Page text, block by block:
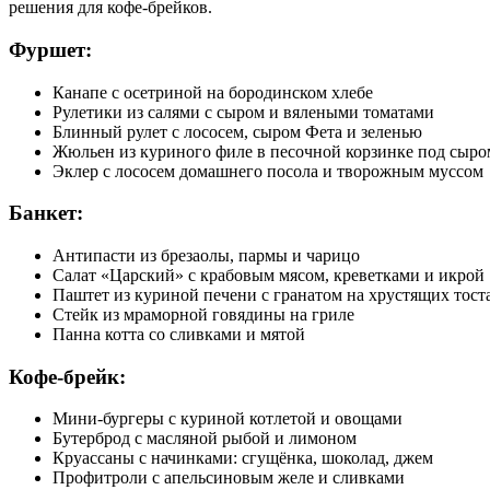
решения для кофе-брейков.
Фуршет:
Канапе с осетриной на бородинском хлебе
Рулетики из салями с сыром и вялеными томатами
Блинный рулет с лососем, сыром Фета и зеленью
Жюльен из куриного филе в песочной корзинке под
Эклер с лососем домашнего посола и творожным муссом
Банкет:
Антипасти из брезаолы, пармы и чарицо
Салат «Царский» с крабовым мясом, креветками и икрой
Паштет из куриной печени с гранатом на хрустящих
Стейк из мраморной говядины на гриле
Панна котта со сливками и мятой
Кофе-брейк:
Мини-бургеры с куриной котлетой и овощами
Бутерброд с масляной рыбой и лимоном
Круассаны с начинками: сгущёнка, шоколад, джем
Профитроли с апельсиновым желе и сливками